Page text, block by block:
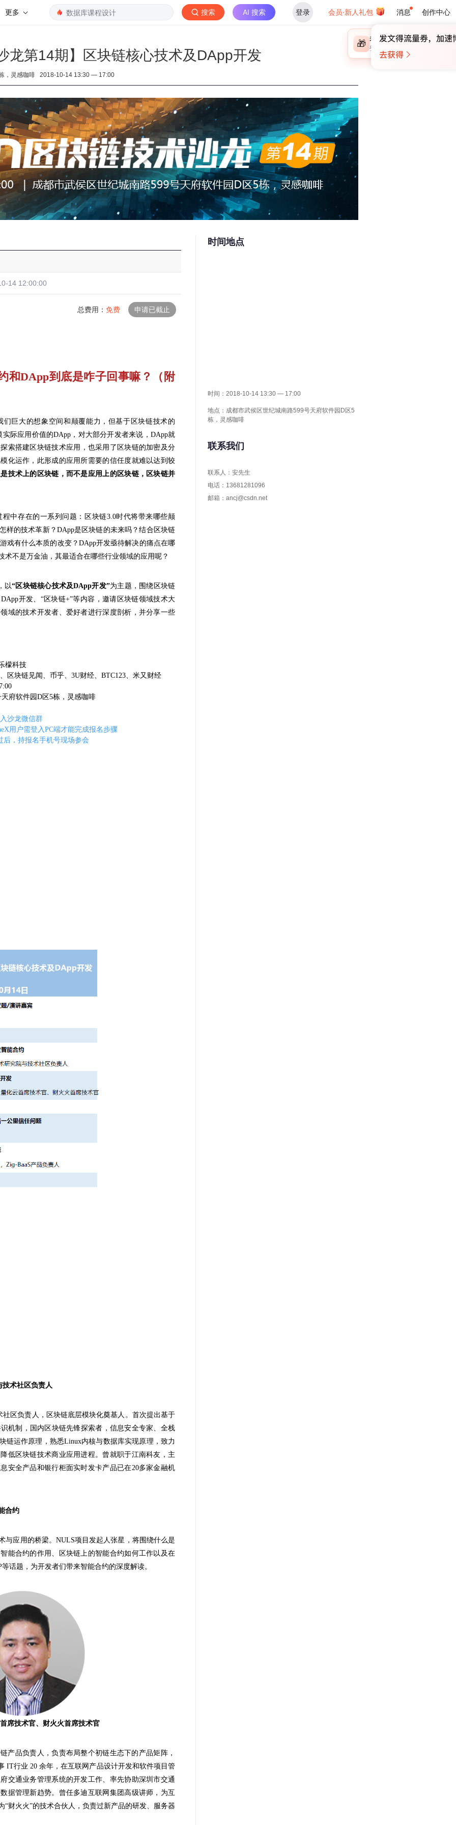
更多 搜索 AI 搜索 登录 会员·新人礼包 消息 创作中心
×
🎁 未登录
登录领取最高
龙第14期】区块链核心技术及DApp开发
，灵感咖啡 2018-10-14 13:30 — 17:00
和DApp到底是咋子回事嘛？（附
们巨大的想象空间和颠覆能力，但基于区块链技术的
际应用价值的DApp，对大部分开发者来说，DApp就
索搭建区块链技术应用，也采用了区块链的加密及分
化运作，此形成的应用所需要的信任度就难以达到较
技术上的区块链，而不是应用上的区块链，区块链并
中存在的一系列问题： 区块链3.0时代将带来哪些颠
样的技术革新？DApp是区块链的未来吗？结合区块链
戏有什么本质的改变？DApp开发亟待解决的痛点在哪
不是万金油，其最适合在哪些行业领域的应用呢？
以“区块链核心技术及DApp开发”为主题，围绕区块链
开发、“区块链+”等内容，邀请区块链领域技术大
域的技术开发者、爱好者进行深度剖析，并分享一些
檬科技
区块链见闻、币乎、3U财经、BTC123、米又财经
府软件园D区5栋，灵感咖啡
沙龙微信群
用户需登入PC端才能完成报名步骤
后，持报名手机号现场参会
术社区负责人
区负责人，区块链底层模块化奠基人。首次提出基于
机制，国内区块链先锋探索者，信息安全专家、全栈
链运作原理，熟悉Linux内核与数据库实现原理，致力
低区块链技术商业应用进程。曾就职于江南科友，主
安全产品和银行柜面实时发卡产品已在20多家金融机
合约
与应用的桥梁。NULS项目发起人张星，将围绕什么是
能合约的作用、区块链上的智能合约如何工作以及在
话题，为开发者们带来智能合约的深度解读。
席技术官、财火火首席技术官
产品负责人，负责布局整个初链生态下的产品矩阵，
IT行业 20 余年，在互联网产品设计开发和软件项目管
交通业务管理系统的开发工作、率先协助深圳市交通
据管理新趋势。曾任多迪互联网集团高级讲师，为互
财火火”的技术合伙人，负责过新产品的研发、服务器
时间地点
时间：2018-10-14 13:30 — 17:00
地点：成都市武侯区世纪城南路599号天府软件园D区5
栋，灵感咖啡
联系我们
联系人：安先生
电话：13681281096
邮箱：ancj@csdn.net